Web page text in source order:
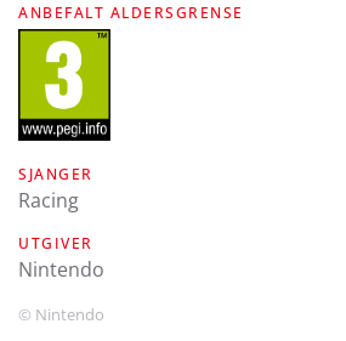
ANBEFALT ALDERSGRENSE
SJANGER
Racing
UTGIVER
Nintendo
© Nintendo